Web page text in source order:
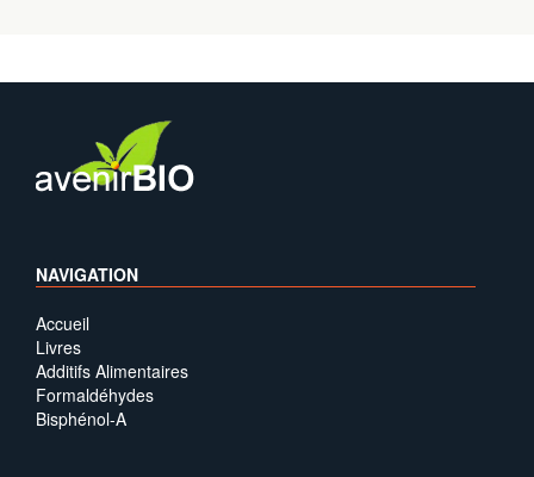
NAVIGATION
Accueil
Livres
Additifs Alimentaires
Formaldéhydes
Bisphénol-A